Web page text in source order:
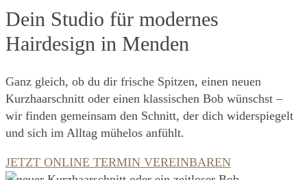
Dein Studio für modernes
Hairdesign in Menden
Ganz gleich, ob du dir frische Spitzen, einen neuen
Kurzhaarschnitt oder einen klassischen Bob wünschst –
wir finden gemeinsam den Schnitt, der dich widerspiegelt
und sich im Alltag mühelos anfühlt.
JETZT ONLINE TERMIN VEREINBAREN